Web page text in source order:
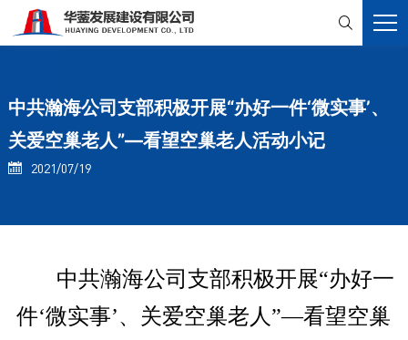

中共瀚海公司支部积极开展“办好一件‘微实事’、
关爱空巢老人”—看望空巢老人活动小记
 2021/07/19
中共瀚海公司支部积极开展“办好一
件‘微实事’、关爱空巢老人”—看望空巢